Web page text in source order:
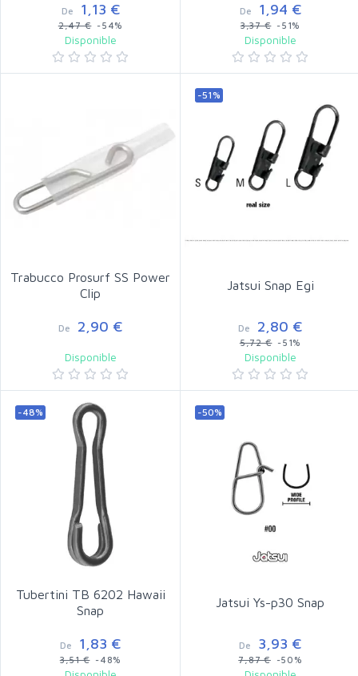
De 1,13 €
2,47 €-54%
Disponible
De 1,94 €
3,37 €-51%
Disponible
Trabucco Prosurf SS Power
Clip
De 2,90 €
Disponible
-51%
Jatsui Snap Egi
De 2,80 €
5,72 €-51%
Disponible
-48%
Tubertini TB 6202 Hawaii
Snap
De 1,83 €
3,51 €-48%
-50%
Jatsui Ys-p30 Snap
De 3,93 €
7,87 €-50%